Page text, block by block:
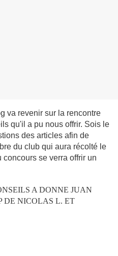
va revenir sur la rencontre
qu'il a pu nous offrir. Sois le
des articles afin de
du club qui aura récolté le
se verra offrir un
A DONNE JUAN
DE NICOLAS L. ET